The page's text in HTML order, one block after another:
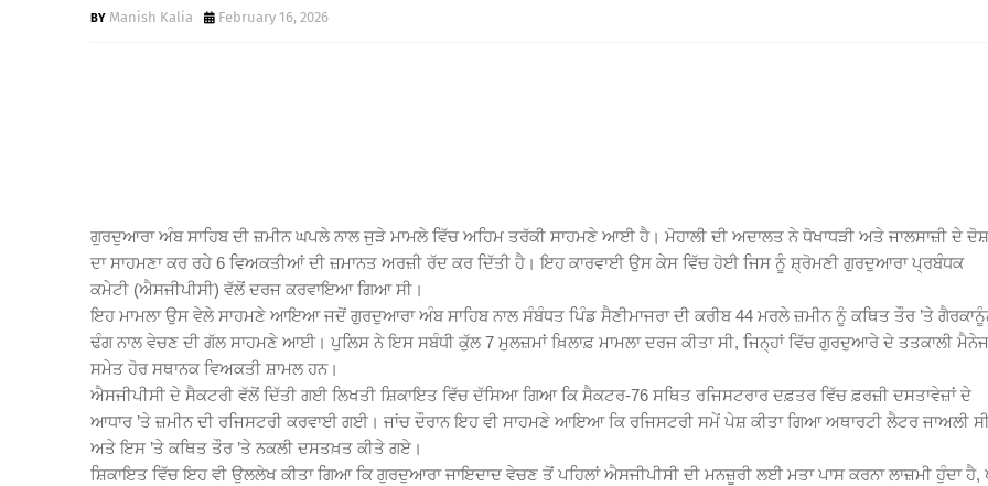
Manish Kalia February 16, 2026
ਗੁਰਦੁਆਰਾ ਅੰਬ ਸਾਹਿਬਦੀ ਜ਼ਮੀਨ ਘਪਲੇ ਨਾਲ ਜੁੜੇ ਮਾਮਲੇ ਵਿੱਚ ਅਹਿਮ ਤਰੱਕੀ ਸਾਹਮਣੇ ਆਈ ਹੈ। ਮੋਹਾਲੀ ਦੀ ਅਦਾਲਤ ਨੇ ਧੋਖਾਧੜੀ ਅਤੇ ਜਾਲਸਾਜ਼ੀ ਦੇ
ਦਾ ਸਾਹਮਣਾ ਕਰ ਰਹੇ 6 ਵਿਅਕਤੀਆਂ ਦੀ ਜ਼ਮਾਨਤ ਅਰਜ਼ੀ ਰੱਦ ਕਰ ਦਿੱਤੀ ਹੈ। ਇਹ ਕਾਰਵਾਈ ਉਸ ਕੇਸ ਵਿੱਚ ਹੋਈ ਜਿਸ ਨੂੰ ਸ਼੍ਰੋਮਣੀ ਗੁਰਦੁਆਰਾ ਪ੍ਰਬੰਧਕ
ਕਮੇਟੀ (ਐਸਜੀਪੀਸੀ) ਵੱਲੋਂ ਦਰਜ ਕਰਵਾਇਆ ਗਿਆ ਸੀ।
ਇਹ ਮਾਮਲਾ ਉਸ ਵੇਲੇ ਸਾਹਮਣੇ ਆਇਆ ਜਦੋਂ ਗੁਰਦੁਆਰਾ ਅੰਬ ਸਾਹਿਬ ਨਾਲ ਸੰਬੰਧਤ ਪਿੰਡ ਸੈਣੀਮਾਜਰਾ ਦੀ ਕਰੀਬ 44 ਮਰਲੇ ਜ਼ਮੀਨ ਨੂੰ ਕਥਿਤ ਤੌਰ ’ਤੇ
ਢੰਗ ਨਾਲ ਵੇਚਣ ਦੀ ਗੱਲ ਸਾਹਮਣੇ ਆਈ। ਪੁਲਿਸ ਨੇ ਇਸ ਸਬੰਧੀ ਕੁੱਲ 7 ਮੁਲਜ਼ਮਾਂ ਖ਼ਿਲਾਫ਼ ਮਾਮਲਾ ਦਰਜ ਕੀਤਾ ਸੀ, ਜਿਨ੍ਹਾਂ ਵਿੱਚ ਗੁਰਦੁਆਰੇ ਦੇ ਤਤਕਾਲੀ
ਸਮੇਤ ਹੋਰ ਸਥਾਨਕ ਵਿਅਕਤੀ ਸ਼ਾਮਲ ਹਨ।
ਐਸਜੀਪੀਸੀ ਦੇ ਸੈਕਟਰੀ ਵੱਲੋਂ ਦਿੱਤੀ ਗਈ ਲਿਖਤੀ ਸ਼ਿਕਾਇਤ ਵਿੱਚ ਦੱਸਿਆ ਗਿਆ ਕਿ ਸੈਕਟਰ-76 ਸਥਿਤ ਰਜਿਸਟਰਾਰ ਦਫ਼ਤਰ ਵਿੱਚ ਫ਼ਰਜ਼ੀ ਦਸਤਾਵੇਜ਼ਾਂ ਦੇ
ਆਧਾਰ ’ਤੇ ਜ਼ਮੀਨ ਦੀ ਰਜਿਸਟਰੀ ਕਰਵਾਈ ਗਈ। ਜਾਂਚ ਦੌਰਾਨ ਇਹ ਵੀ ਸਾਹਮਣੇ ਆਇਆ ਕਿ ਰਜਿਸਟਰੀ ਸਮੇਂ ਪੇਸ਼ ਕੀਤਾ ਗਿਆ ਅਥਾਰਟੀ ਲੈਟਰ ਜਾਅਲੀ
ਅਤੇ ਇਸ ’ਤੇ ਕਥਿਤ ਤੌਰ ’ਤੇ ਨਕਲੀ ਦਸਤਖ਼ਤ ਕੀਤੇ ਗਏ।
ਸ਼ਿਕਾਇਤ ਵਿੱਚ ਇਹ ਵੀ ਉਲਲੇਖ ਕੀਤਾ ਗਿਆ ਕਿ ਗੁਰਦੁਆਰਾ ਜਾਇਦਾਦ ਵੇਚਣ ਤੋਂ ਪਹਿਲਾਂ ਐਸਜੀਪੀਸੀ ਦੀ ਮਨਜ਼ੂਰੀ ਲਈ ਮਤਾ ਪਾਸ ਕਰਨਾ ਲਾਜ਼ਮੀ ਹੁੰਦਾ ਹੈ,